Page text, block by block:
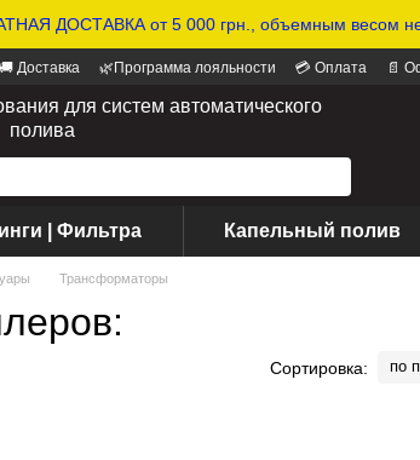
ДОСТАВКА от 5 000 грн., объемным весом не
🚚 Доставка 🌿Программа лояльности 💳 Оплата
📄
для систем автоматического
полива
| Фильтра Капельный полив
Трансформаторы
Сортировка: по